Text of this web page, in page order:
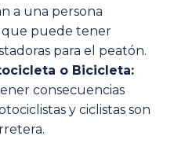
a una persona
que puede tener
para el peatón.
o Bicicleta:
consecuencias
y ciclistas son